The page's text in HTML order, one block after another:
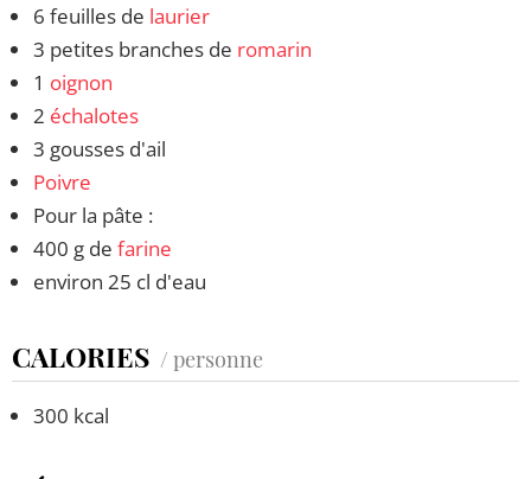
6 feuilles de laurier
3 petites branches de romarin
1 oignon
2 échalotes
3 gousses d'ail
Poivre
Pour la pâte :
400 g de farine
environ 25 cl d'eau
CALORIES / personne
300 kcal